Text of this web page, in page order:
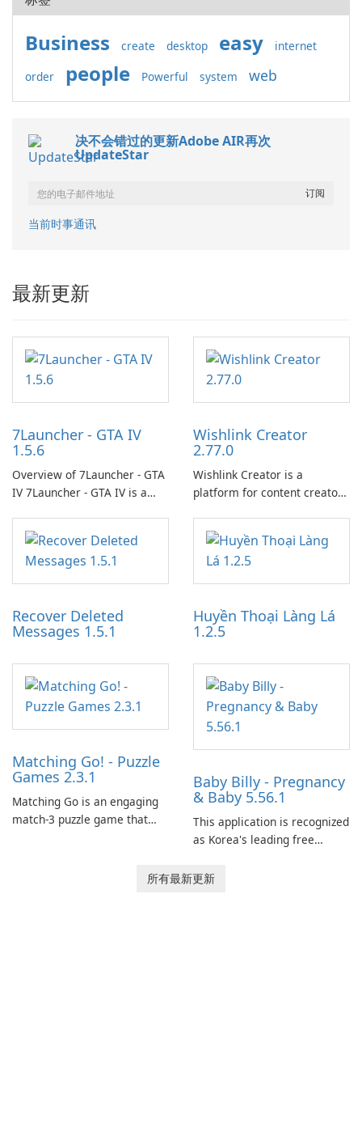
Business create desktop easy
internet
order
people Powerful system web
决不会错过的更新Adobe AIR再次
UpdateStar
当前时事通讯
最新更新
7Launcher - GTA IV
1.5.6
Overview of 7Launcher - GTA
IV 7Launcher - GTA IV is a
application designed to
optimize the gaming
experience for Grand Theft
Auto IV.
Wishlink Creator
2.77.0
Wishlink Creator is a
platform for content creators
work through built-in brand
partnerships and integrated
tools for content distribution
and audience engagement.
Recover Deleted
Messages 1.5.1
Huyền Thoại Làng Lá
1.2.5
Matching Go! - Puzzle
Games 2.3.1
Matching Go is an engaging
match-3 puzzle game that
Baby Billy - Pregnancy
& Baby 5.56.1
This application is recognized
as Korea's leading free
baby tracking, offering
所有最新更新